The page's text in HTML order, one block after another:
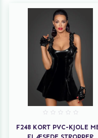
F248 KORT PVC-KJOLE